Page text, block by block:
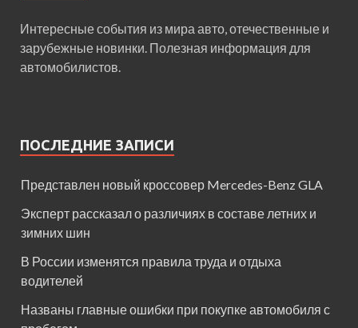
Интересные события из мира авто, отечественные и
зарубежные новинки. Полезная информация для
автомобилистов.
ПОСЛЕДНИЕ ЗАПИСИ
Представлен новый кроссовер Mercedes-Benz GLA
Эксперт рассказал о различиях в составе летних и
зимних шин
В России изменятся правила труда и отдыха
водителей
Названы главные ошибки при покупке автомобиля с